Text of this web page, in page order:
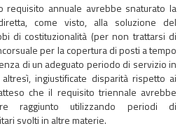
requisito annuale avrebbe snaturato la
come visto, alla soluzione del
di costituzionalità (per non trattarsi di
per la copertura di posti a tempo
di un adeguato periodo di servizio in
ingiustificate disparità rispetto ai
che il requisito triennale avrebbe
raggiunto utilizzando periodi di
svolti in altre materie.